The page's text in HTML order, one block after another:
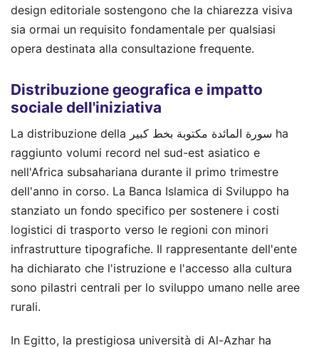
design editoriale sostengono che la chiarezza visiva
sia ormai un requisito fondamentale per qualsiasi
opera destinata alla consultazione frequente.
Distribuzione geografica e impatto
sociale dell'iniziativa
La distribuzione della سورة المائدة مكتوبة بخط كبير ha
raggiunto volumi record nel sud-est asiatico e
nell'Africa subsahariana durante il primo trimestre
dell'anno in corso. La Banca Islamica di Sviluppo ha
stanziato un fondo specifico per sostenere i costi
logistici di trasporto verso le regioni con minori
infrastrutture tipografiche. Il rappresentante dell'ente
ha dichiarato che l'istruzione e l'accesso alla cultura
sono pilastri centrali per lo sviluppo umano nelle aree
rurali.
In Egitto, la prestigiosa università di Al-Azhar ha